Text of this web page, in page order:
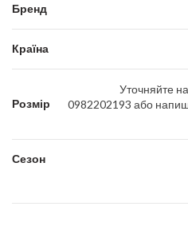
Бренд
Країна
Розмір
Уточняйте
0982202193 або
Сезон